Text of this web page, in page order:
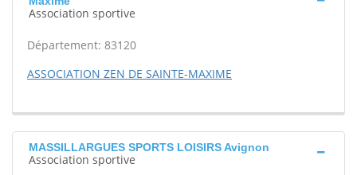
Association sportive
Département: 83120
ASSOCIATION ZEN DE SAINTE-MAXIME
MASSILLARGUES SPORTS LOISIRS Avignon
Association sportive